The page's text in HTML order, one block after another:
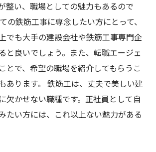
整い、職場としての魅力もあるので
の鉄筋工事に専念したい方にとって、
でも大手の建設会社や鉄筋工事専門企
と良いでしょう。また、転職エージェ
とで、希望の職場を紹介してもらうこ
あります。 鉄筋工は、丈夫で美しい建
欠かせない職種です。正社員として自
たい方には、これ以上ない魅力がある